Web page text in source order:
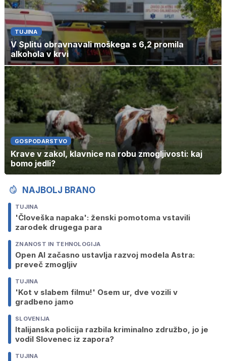
TUJINA
V Splitu obravnavali moškega s 6,2 promila
alkohola v krvi
GOSPODARSTVO
Krave v zakol, klavnice na robu zmogljivosti: kaj
bomo jedli?
NAJBOLJ BRANO
TUJINA
'Človeška napaka': ženski pomotoma vstavili
zarodek drugega para
ZNANOST IN TEHNOLOGIJA
Open AI začasno ustavlja razvoj modela Astra:
preveč zmogljiv
TUJINA
'Kot v slabem filmu!' Osem ur, dve vozili v
gradbeno jamo
SLOVENIJA
Italijanska policija razbila kriminalno združbo, jo je
vodil Slovenec iz zapora?
TUJINA